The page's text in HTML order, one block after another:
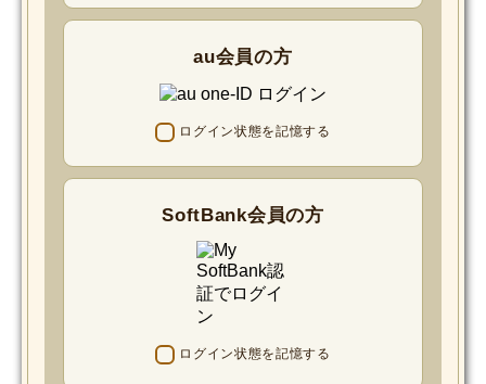
au会員の方
ログイン状態を記憶する
SoftBank会員の方
ログイン状態を記憶する